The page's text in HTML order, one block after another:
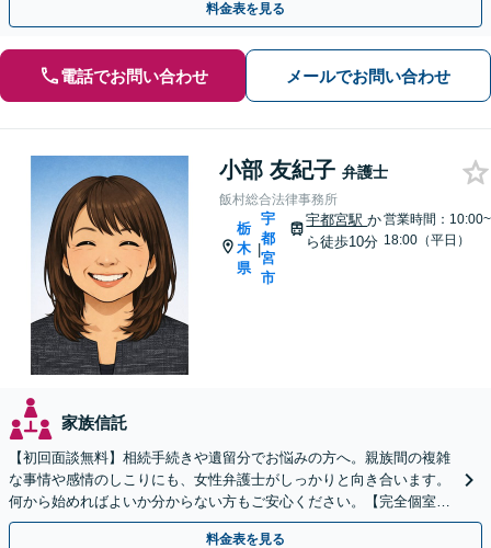
料金表を見る
電話でお問い合わせ メールでお問い合わせ
小部 友紀子 弁護士
飯村総合法律事務所
栃
木
県
|
宇
都
宮
市
宇都宮駅か
ら徒歩10分
営業時間：10:00~
18:00（平日）
家族信託
【初回面談無料】相続手続きや遺留分でお悩みの方へ。親族間の複雑
な事情や感情のしこりにも、女性弁護士がしっかりと向き合います。
何から始めればよいか分からない方もご安心ください。【完全個室・
バリアフリー完備】
料金表を見る